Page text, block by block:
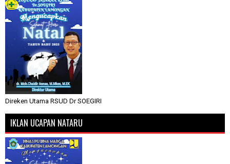
Direken Utama RSUD Dr SOEGIRI
IKLAN UCAPAN NATARU